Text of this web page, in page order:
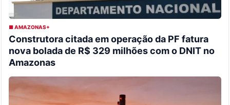
■ AMAZONAS+
Construtora citada em operação da PF fatura
nova bolada de R$ 329 milhões com o DNIT no
Amazonas